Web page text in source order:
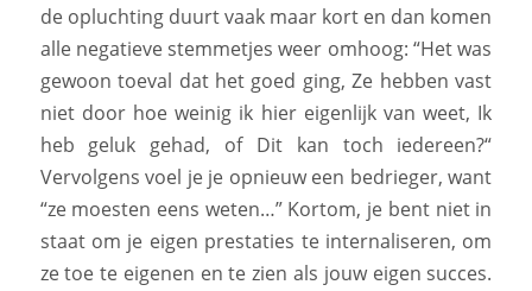
de opluchting duurt vaak maar kort en dan komen
alle negatieve stemmetjes weer omhoog: “Het was
gewoon toeval dat het goed ging, Ze hebben vast
niet door hoe weinig ik hier eigenlijk van weet, Ik
heb geluk gehad, of Dit kan toch iedereen?“
Vervolgens voel je je opnieuw een bedrieger, want
“ze moesten eens weten…” Kortom, je bent niet in
staat om je eigen prestaties te internaliseren, om
ze toe te eigenen en te zien als jouw eigen succes.